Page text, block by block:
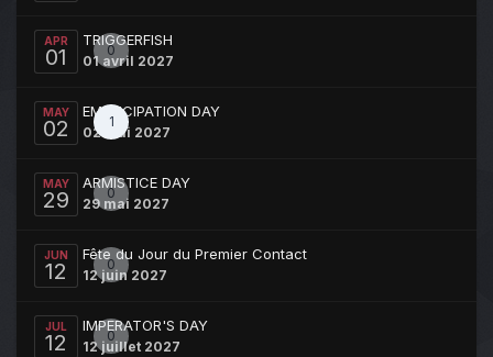
APR
01 0
TRIGGERFISH
01 avril 2027
MAY
02 1
EMANCIPATION DAY
02 mai 2027
MAY
29 0
ARMISTICE DAY
29 mai 2027
JUN
12 0
Fête du Jour du Premier Contact
12 juin 2027
JUL
12 0
IMPERATOR'S DAY
12 juillet 2027